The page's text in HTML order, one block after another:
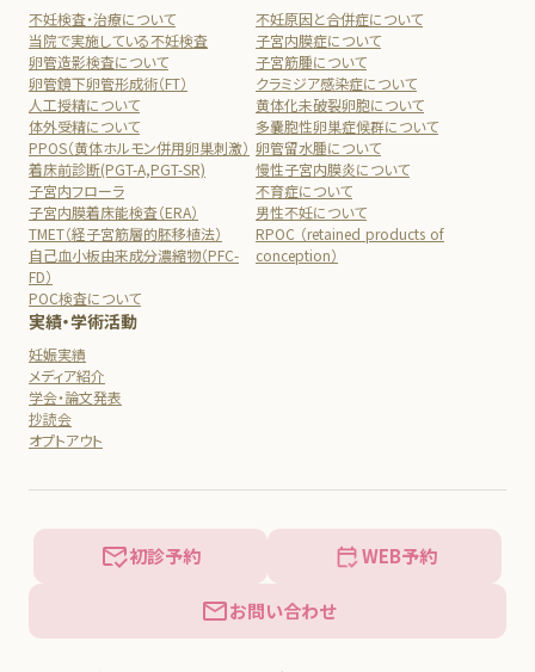
不妊検査・治療について
当院で実施している不妊検査
卵管造影検査について
卵管鏡下卵管形成術（FT）
人工授精について
体外受精について
PPOS（黄体ホルモン併用卵巣刺激）
着床前診断(PGT-A,PGT-SR)
子宮内フローラ
子宮内膜着床能検査（ERA）
TMET（経子宮筋層的胚移植法）
自己血小板由来成分濃縮物（PFC-
FD）
POC検査について
不妊原因と合併症について
子宮内膜症について
子宮筋腫について
クラミジア感染症について
黄体化未破裂卵胞について
多嚢胞性卵巣症候群について
卵管留水腫について
慢性子宮内膜炎について
不育症について
男性不妊について
RPOC （retained products of
conception）
実績・学術活動
妊娠実績
メディア紹介
学会・論文発表
抄読会
オプトアウト
初診予約 WEB予約
お問い合わせ